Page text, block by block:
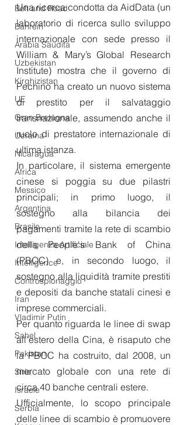
Belt and Road
Bahrein
Arabia Saudita
Uzbekistan
Kirghizistan
UE
Gran Bretagna
Ucraina
Nicaragua
Africa
Messico
Argentina
Brasile
Intelligenza Artificiale
Intelligence
Controspionaggio
Iran
Vladimir Putin
Sahel
Pakistan
Siria
Israele
Serbia
Una ricerca condotta da AidData (un
laboratorio di ricerca sullo sviluppo
internazionale con sede presso il
William & Mary’s Global Research
Institute) mostra che il governo di
Pechino ha creato un nuovo sistema
di prestito per il salvataggio
transnazionale, assumendo anche il
ruolo di prestatore internazionale di
ultima istanza.
In particolare, il sistema emergente
cinese si poggia su due pilastri
principali; in primo luogo, il
sostegno alla bilancia dei
pagamenti tramite la rete di scambio
della People's Bank of China
(PBOC) e, in secondo luogo, il
sostegno alla liquidità tramite prestiti
e depositi da banche statali cinesi e
imprese commerciali.
Per quanto riguarda le linee di swap
all'estero della Cina, è risaputo che
la PBOC ha costruito, dal 2008, un
mercato globale con una rete di
circa 40 banche centrali estere.
Ufficialmente, lo scopo principale
delle linee di scambio è promuovere